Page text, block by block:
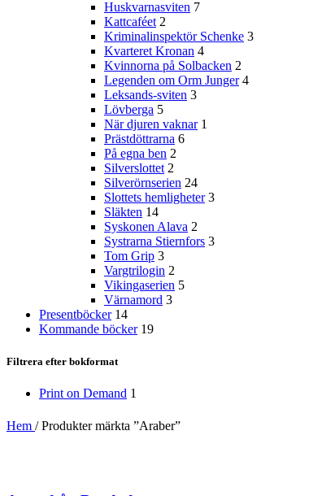
Huskvarnasviten 7
Kattcaféet 2
Kriminalinspektör Schenke 3
Kvarteret Kronan 4
Kvinnorna på Solbacken 2
Legenden om Orm Junger 4
Leksands-sviten 3
Lövberga 5
När djuren vaknar 1
Prästdöttrarna 6
På egna ben 2
Silverslottet 2
Silverörnserien 24
Slottets hemligheter 3
Släkten 14
Syskonen Alava 2
Systrarna Stiernfors 3
Tom Grip 3
Vargtrilogin 2
Vikingaserien 5
Värnamord 3
Presentböcker 14
Kommande böcker 19
Filtrera efter bokformat
Print on Demand 1
Hem / Produkter märkta ”Araber”